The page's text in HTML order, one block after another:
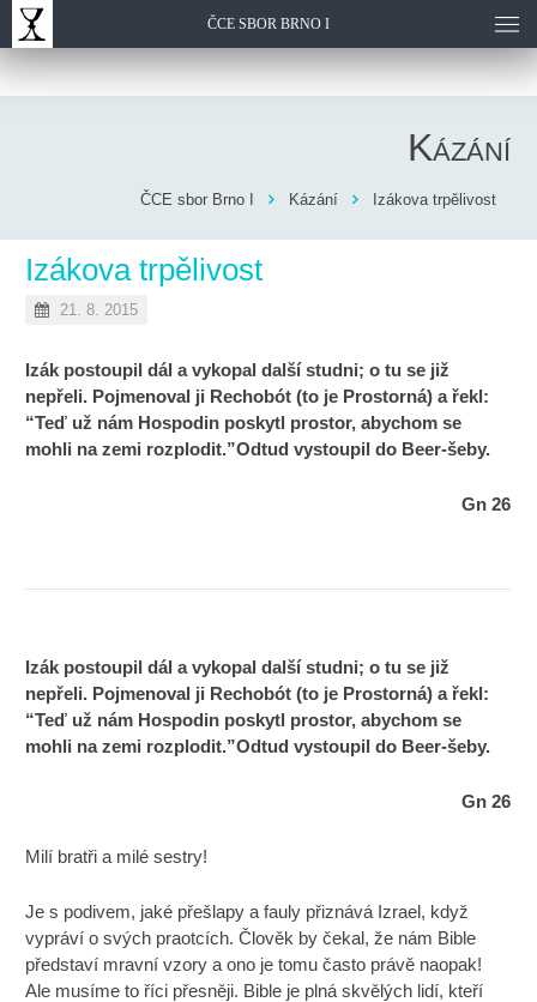
ČCE SBOR BRNO I
Kázání
ČCE sbor Brno I Kázání Izákova trpělivost
Izákova trpělivost
21. 8. 2015
Izák postoupil dál a vykopal další studni; o tu se již
nepřeli. Pojmenoval ji Rechobót (to je Prostorná) a řekl:
“Teď už nám Hospodin poskytl prostor, abychom se
mohli na zemi rozplodit.”Odtud vystoupil do Beer-šeby.
Gn 26
Izák postoupil dál a vykopal další studni; o tu se již
nepřeli. Pojmenoval ji Rechobót (to je Prostorná) a řekl:
“Teď už nám Hospodin poskytl prostor, abychom se
mohli na zemi rozplodit.”Odtud vystoupil do Beer-šeby.
Gn 26
Milí bratři a milé sestry!
Je s podivem, jaké přešlapy a fauly přiznává Izrael, když
vypráví o svých praotcích. Člověk by čekal, že nám Bible
představí mravní vzory a ono je tomu často právě naopak!
Ale musíme to říci přesněji. Bible je plná skvělých lidí, kteří